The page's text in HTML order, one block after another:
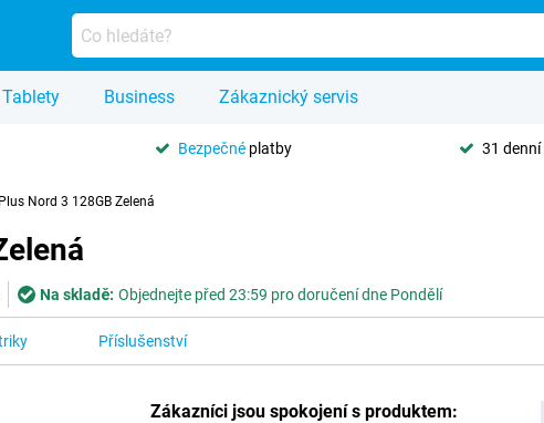
Tablety Business Zákaznický servis
Bezpečné platby 31 denní
Nord 3 128GB Zelená
Na skladě: Objednejte před 23:59 pro doručení dne Pondělí
Příslušenství
Zákazníci jsou spokojení s produktem: